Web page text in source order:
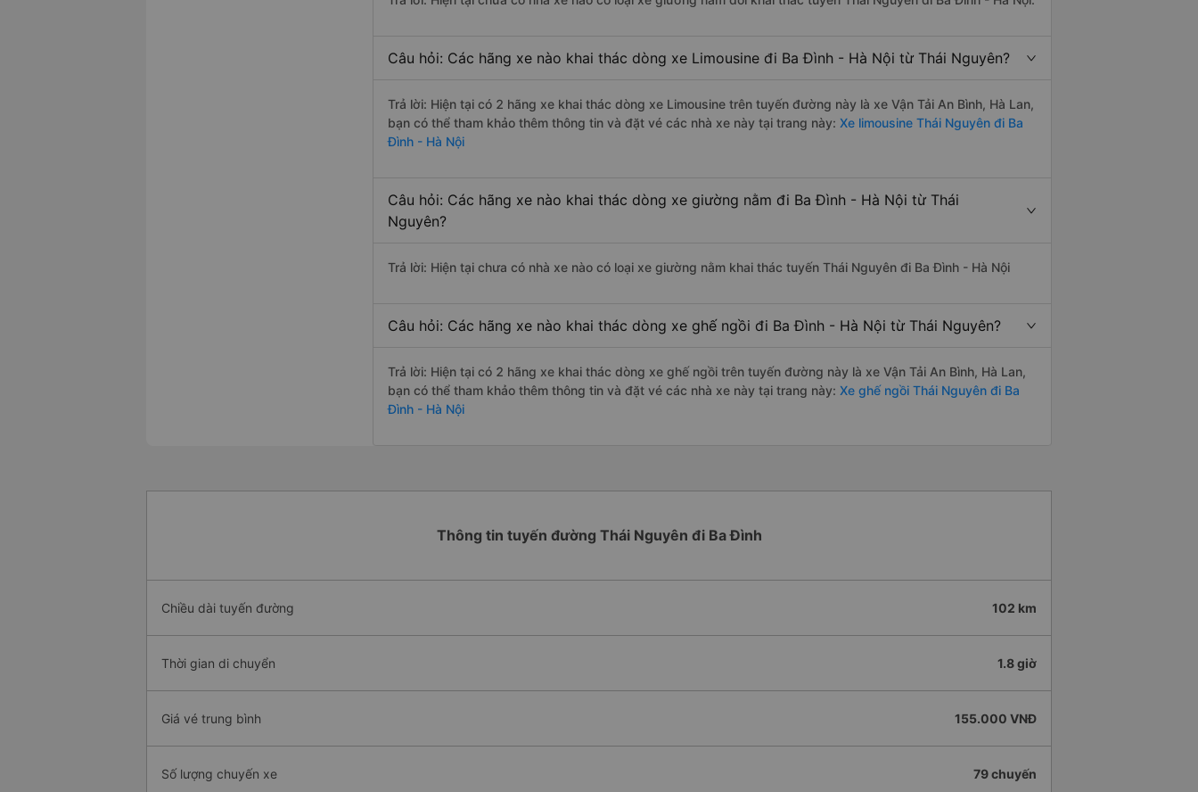
Câu hỏi: Các hãng xe nào khai thác dòng xe Limousine đi Ba Đình - Hà Nội từ Thái Nguyên?
Trả lời: Hiện tại có 2 hãng xe khai thác dòng xe Limousine trên tuyến đường này là xe Vận Tải An Bình, Hà Lan,
bạn có thể tham khảo thêm thông tin và đặt vé các nhà xe này tại trang này: Xe limousine Thái Nguyên đi Ba
Đình - Hà Nội
Câu hỏi: Các hãng xe nào khai thác dòng xe giường nằm đi Ba Đình - Hà Nội từ Thái
Nguyên?
Trả lời: Hiện tại chưa có nhà xe nào có loại xe giường nằm khai thác tuyến Thái Nguyên đi Ba Đình - Hà Nội
Câu hỏi: Các hãng xe nào khai thác dòng xe ghế ngồi đi Ba Đình - Hà Nội từ Thái Nguyên?
Trả lời: Hiện tại có 2 hãng xe khai thác dòng xe ghế ngồi trên tuyến đường này là xe Vận Tải An Bình, Hà Lan,
bạn có thể tham khảo thêm thông tin và đặt vé các nhà xe này tại trang này: Xe ghế ngồi Thái Nguyên đi Ba
Đình - Hà Nội
Thông tin tuyến đường Thái Nguyên đi Ba Đình
Chiều dài tuyến đường 102 km
Thời gian di chuyển 1.8 giờ
Giá vé trung bình 155.000 VNĐ
Số lượng chuyến xe 79 chuyến